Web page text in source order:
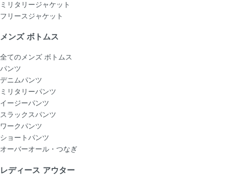
ミリタリージャケット
フリースジャケット
メンズ ボトムス
全てのメンズ ボトムス
パンツ
デニムパンツ
ミリタリーパンツ
イージーパンツ
スラックスパンツ
ワークパンツ
ショートパンツ
オーバーオール・つなぎ
レディース アウター